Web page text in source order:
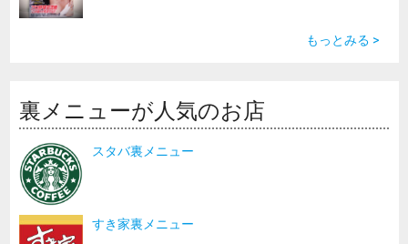
もっとみる >
裏メニューが人気のお店
スタバ裏メニュー
すき家裏メニュー